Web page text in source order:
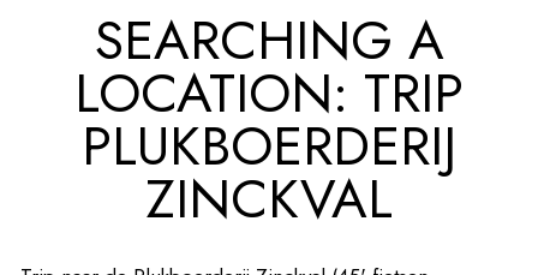
Agenda
Reflecties & publicaties
Over PLAN B
SEARCHING A
LOCATION: TRIP
PLUKBOERDERIJ
ZINCKVAL